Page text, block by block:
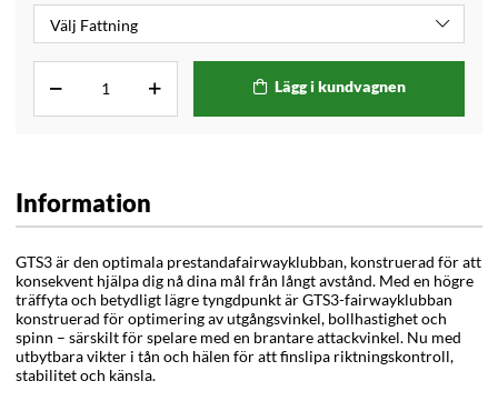
Lägg i kundvagnen
Information
GTS3 är den optimala prestandafairwayklubban, konstruerad för att
konsekvent hjälpa dig nå dina mål från långt avstånd. Med en högre
träffyta och betydligt lägre tyngdpunkt är GTS3-fairwayklubban
konstruerad för optimering av utgångsvinkel, bollhastighet och
spinn – särskilt för spelare med en brantare attackvinkel. Nu med
utbytbara vikter i tån och hälen för att finslipa riktningskontroll,
stabilitet och känsla.